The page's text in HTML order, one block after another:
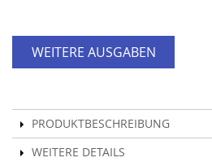
WEITERE AUSGABEN
PRODUKTBESCHREIBUNG
WEITERE DETAILS